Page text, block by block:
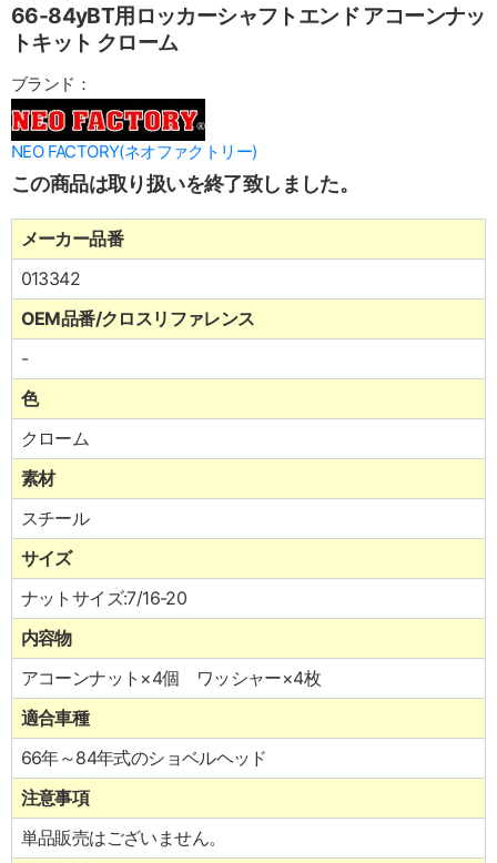
66-84yBT用ロッカーシャフトエンド アコーンナッ
トキット クローム
ブランド：
NEO FACTORY(ネオファクトリー)
この商品は取り扱いを終了致しました。
メーカー品番
013342
OEM品番/クロスリファレンス
-
色
クローム
素材
スチール
サイズ
ナットサイズ:7/16-20
内容物
アコーンナット×4個 ワッシャー×4枚
適合車種
66年～84年式のショベルヘッド
注意事項
単品販売はございません。